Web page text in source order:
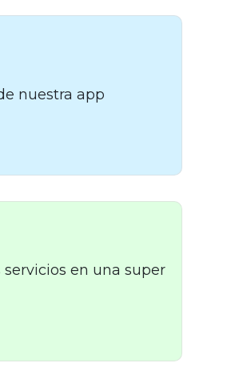
nuestra app
servicios en una super